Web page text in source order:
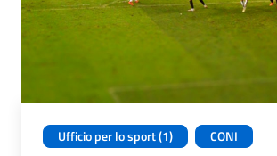
Ufficio per lo sport (1) CONI